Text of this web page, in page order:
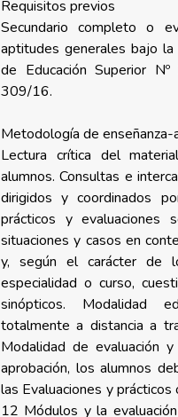
Requisitos previos
Secundario completo o
aptitudes generales bajo
de Educación Superior
309/16.
Metodología de enseñanza-
Lectura crítica del
alumnos. Consultas e
dirigidos y coordinados
prácticos y evaluaciones
situaciones y casos en
y, según el carácter de
especialidad o curso,
sinópticos. Modalidad
totalmente a distancia a
Modalidad de evaluación
aprobación, los alumnos
las Evaluaciones y
12 Módulos y la